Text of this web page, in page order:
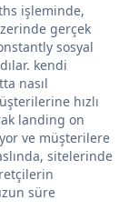
işleminde,
gerçek
sosyal
kendi
nasıl
hızlı
landing on
ve müşterilere
sitelerinde
süre